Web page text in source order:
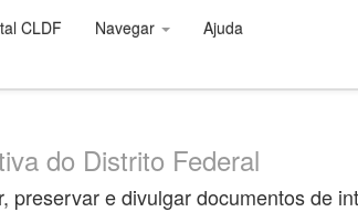
CLDF Navegar Ajuda
do Distrito Federal
e divulgar documentos de